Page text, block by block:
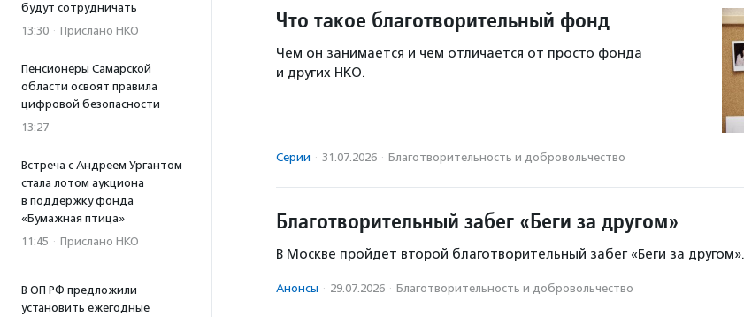
будут сотрудничать
13:30 · Прислано НКО
Пенсионеры Самарской
области освоят правила
цифровой безопасности
13:27
Встреча с Андреем Ургантом
стала лотом аукциона
в поддержку фонда
«Бумажная птица»
11:45 · Прислано НКО
В ОП РФ предложили
установить ежегодные
Что такое благотворительный фонд
Чем он занимается и чем отличается от просто фонда
и других НКО.
Серии · 31.07.2026 · Благотвори­тель­ность и доброволь­чест­во
Благотворительный забег «Беги за другом»
В Москве пройдет второй благотворительный забег «Беги за другом».
Анонсы · 29.07.2026 · Благотвори­тель­ность и доброволь­чест­во